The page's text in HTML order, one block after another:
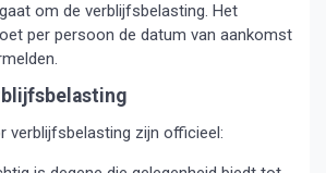
om de verblijfsbelasting. Het
per persoon de datum van aankomst
verblijfsbelasting zijn officieel: